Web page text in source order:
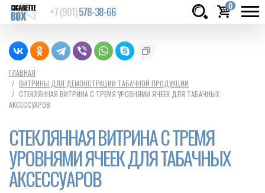
+7 (901)578-38-66 0
ГЛАВНАЯ
ВИТРИНЫ ДЛЯ ДЕМОНСТРАЦИИ ТАБАЧНОЙ ПРОДУКЦИИ
СТЕКЛЯННАЯ ВИТРИНА С ТРЕМЯ УРОВНЯМИ ЯЧЕЕК ДЛЯ ТАБАЧНЫХ
АКСЕССУАРОВ
СТЕКЛЯННАЯ ВИТРИНА С ТРЕМЯ
УРОВНЯМИ ЯЧЕЕК ДЛЯ ТАБАЧНЫХ
АКСЕССУАРОВ